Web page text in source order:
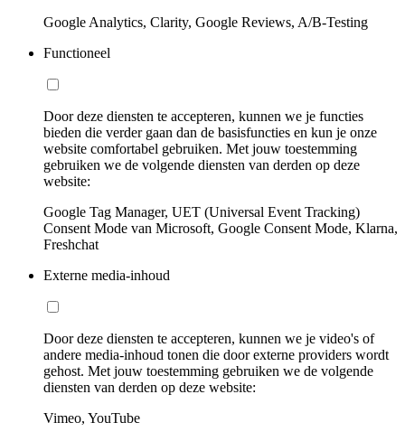
Google Analytics, Clarity, Google Reviews, A/B-Testing
Functioneel
Door deze diensten te accepteren, kunnen we je functies
bieden die verder gaan dan de basisfuncties en kun je onze
website comfortabel gebruiken. Met jouw toestemming
gebruiken we de volgende diensten van derden op deze
website:
Google Tag Manager, UET (Universal Event Tracking)
Consent Mode van Microsoft, Google Consent Mode, Klarna,
Freshchat
Externe media-inhoud
Door deze diensten te accepteren, kunnen we je video's of
andere media-inhoud tonen die door externe providers wordt
gehost. Met jouw toestemming gebruiken we de volgende
diensten van derden op deze website:
Vimeo, YouTube